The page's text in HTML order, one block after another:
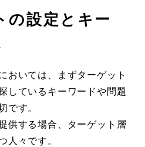
の設定とキー
おいては、まずターゲット
しているキーワードや問題
です。
供する場合、ターゲット層
人々です。